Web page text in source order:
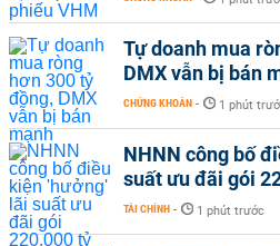
Tự doanh mua
DMX vẫn bị bán
CHỨNG KHOÁN - 1 phút
NHNN công bố
suất ưu đãi gói
TÀI CHÍNH - 1 phút trước